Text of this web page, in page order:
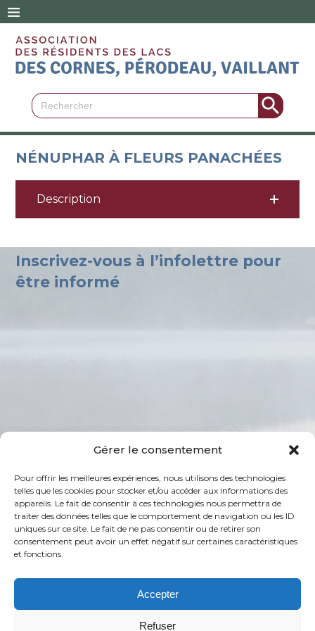
Gérer le consentement
Pour offrir les meilleures expériences, nous utilisons des technologies
telles que les cookies pour stocker et/ou accéder aux informations des
appareils. Le fait de consentir à ces technologies nous permettra de
traiter des données telles que le comportement de navigation ou les ID
uniques sur ce site. Le fait de ne pas consentir ou de retirer son
consentement peut avoir un effet négatif sur certaines caractéristiques
et fonctions.
Accepter
Refuser
Search
for:
Search Button
NÉNUPHAR À FLEURS PANACHÉES
Description
Inscrivez-vous à l’infolettre pour
être informé
Suivez-nous
Copyright ©2025 Association des Résidents
des lacs des Cornes, Pérodeau, Vaillant -
Tous droits réservés